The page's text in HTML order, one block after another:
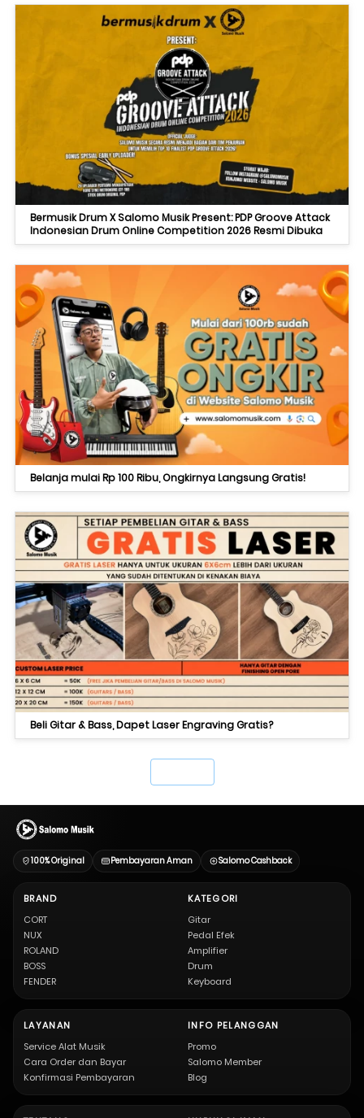
Bermusik Drum X Salomo Musik Present: PDP Groove Attack
Indonesian Drum Online Competition 2026 Resmi Dibuka
Belanja mulai Rp 100 Ribu, Ongkirnya Langsung Gratis!
Beli Gitar & Bass, Dapet Laser Engraving Gratis?
100% Original Pembayaran Aman Salomo Cashback
BRAND
CORT
NUX
ROLAND
BOSS
FENDER
KATEGORI
Gitar
Pedal Efek
Amplifier
Drum
Keyboard
LAYANAN
Service Alat Musik
Cara Order dan Bayar
Konfirmasi Pembayaran
INFO PELANGGAN
Promo
Salomo Member
Blog